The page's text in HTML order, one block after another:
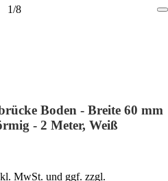
1/8
Boden - Breite 60 mm
- 2 Meter, Weiß
MwSt. und ggf. zzgl.